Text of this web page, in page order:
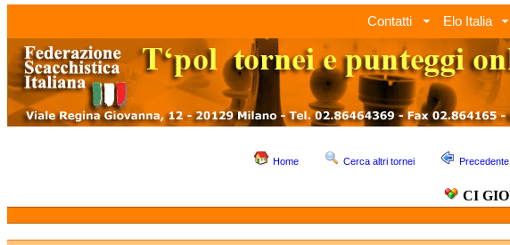
Contatti Elo Italia
Home Cerca altri tornei Precedente
CI